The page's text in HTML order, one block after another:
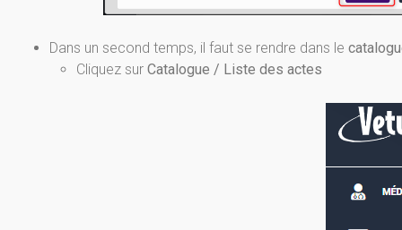
Dans un second temps, il faut se rendre dans le
Cliquez sur Catalogue / Liste des actes